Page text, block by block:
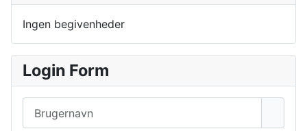
Ingen begivenheder
Login Form